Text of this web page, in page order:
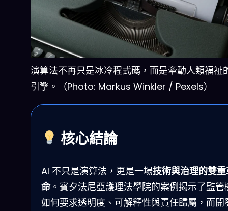
演算法不再只是冰冷程式碼，而是牽動人類福祉
引擎。（Photo: Markus Winkler / Pexels）
核心結論
AI 不只是演算法，更是一場技術與治理的雙
命。賓夕法尼亞護理法學院的案例揭示了監管
如何要求透明度、可解釋性與責任歸屬，而開